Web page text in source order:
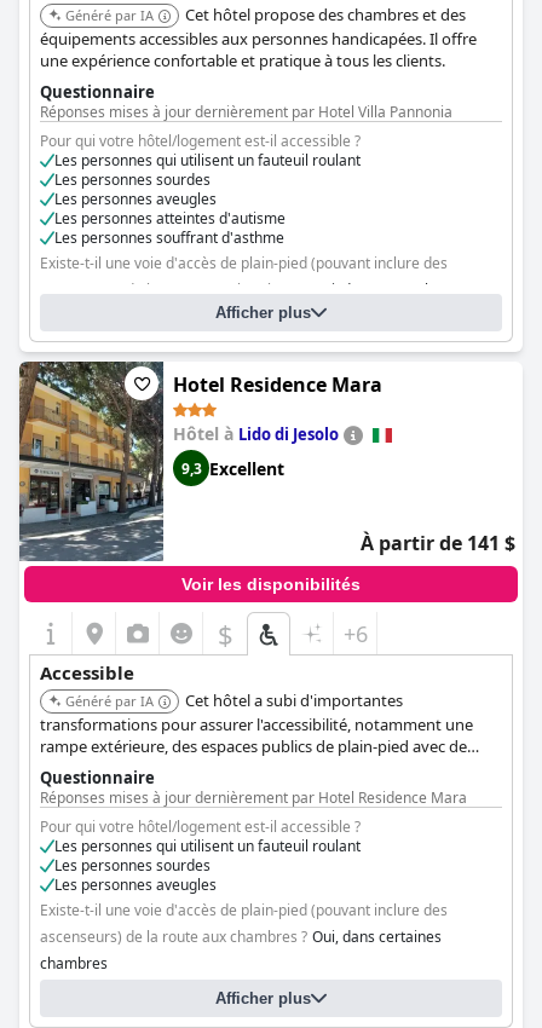
Généré par IA
Cet hôtel propose des chambres et des
équipements accessibles aux personnes handicapées. Il offre
une expérience confortable et pratique à tous les clients.
Questionnaire
Réponses mises à jour dernièrement par Hotel Villa Pannonia
Pour qui votre hôtel/logement est-il accessible ?
Les personnes qui utilisent un fauteuil roulant
Les personnes sourdes
Les personnes aveugles
Les personnes atteintes d'autisme
Les personnes souffrant d'asthme
Existe-t-il une voie d'accès de plain-pied (pouvant inclure des
ascenseurs) de la route aux chambres ? Oui, dans toutes les
Y a-t-il des installations que les clients qui utilisent un fauteuil roulant
ne peuvent pas atteindre ?
Afficher plus
Hotel Residence Mara
Hôtel à Lido di Jesolo
9,3 Excellent
À partir de 141 $
Voir les disponibilités
$ +6
Accessible
Généré par IA
Cet hôtel a subi d'importantes
transformations pour assurer l'accessibilité, notamment une
rampe extérieure, des espaces publics de plain-pied avec de
larges allées, un ascenseur accessible aux fauteuils roulants avec
des boutons en braille, et une ouverture de porte par carte
magnétique avec des numéros en relief. Les chambres
accessibles sont équipées de douches à l'italienne avec sièges
amovibles et de toilettes standard avec sièges surélevés
optionnels et poignées amovibles. Elles disposent également
d'un système d'alarme incendie avec signaux visuels et
acoustiques et de restaurants accessibles affiliés à proximité.
Questionnaire
Réponses mises à jour dernièrement par Hotel Residence Mara
Pour qui votre hôtel/logement est-il accessible ?
Les personnes qui utilisent un fauteuil roulant
Les personnes sourdes
Les personnes aveugles
Existe-t-il une voie d'accès de plain-pied (pouvant inclure des
ascenseurs) de la route aux chambres ? Oui, dans certaines
chambres
Y a-t-il des installations que les clients qui utilisent un fauteuil roulant
ne peuvent pas atteindre ? Non
Afficher plus